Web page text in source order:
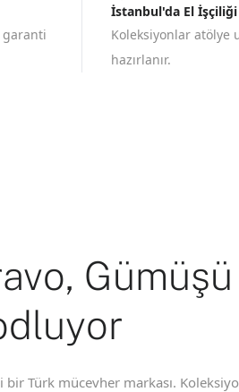
garanti
İstanbul'da El İşçiliği
Koleksiyonlar atölye
hazırlanır.
Gümüşü
Türk mücevher markası.